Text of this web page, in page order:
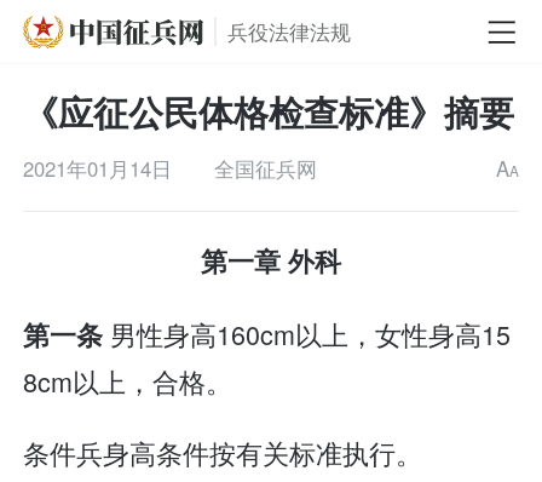
兵役法律法规
《应征公民体格检查标准》摘要
2021年01月14日 全国征兵网 AA
第一章 外科
第一条 男性身高160cm以上，女性身高15
8cm以上，合格。
条件兵身高条件按有关标准执行。